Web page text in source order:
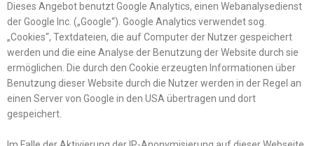
Dieses Angebot benutzt Google Analytics, einen Webanalysedienst
der Google Inc. („Google“). Google Analytics verwendet sog.
„Cookies“, Textdateien, die auf Computer der Nutzer gespeichert
werden und die eine Analyse der Benutzung der Website durch sie
ermöglichen. Die durch den Cookie erzeugten Informationen über
Benutzung dieser Website durch die Nutzer werden in der Regel an
einen Server von Google in den USA übertragen und dort
gespeichert.